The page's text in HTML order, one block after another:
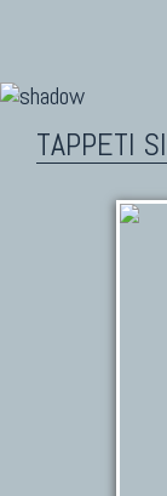
TAPPETI